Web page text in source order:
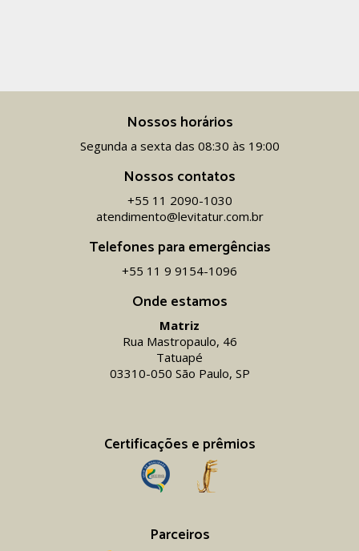
Onde estamos
Matriz
Rua Mastropaulo, 46
Tatuapé
03310-050 São Paulo, SP
Certificações e prêmios
Parceiros
Nossos horários
Segunda a sexta das 08:30 às 19:00
Nossos contatos
+55 11 2090-1030
atendimento@levitatur.com.br
Telefones para emergências
+55 11 9 9154-1096‬